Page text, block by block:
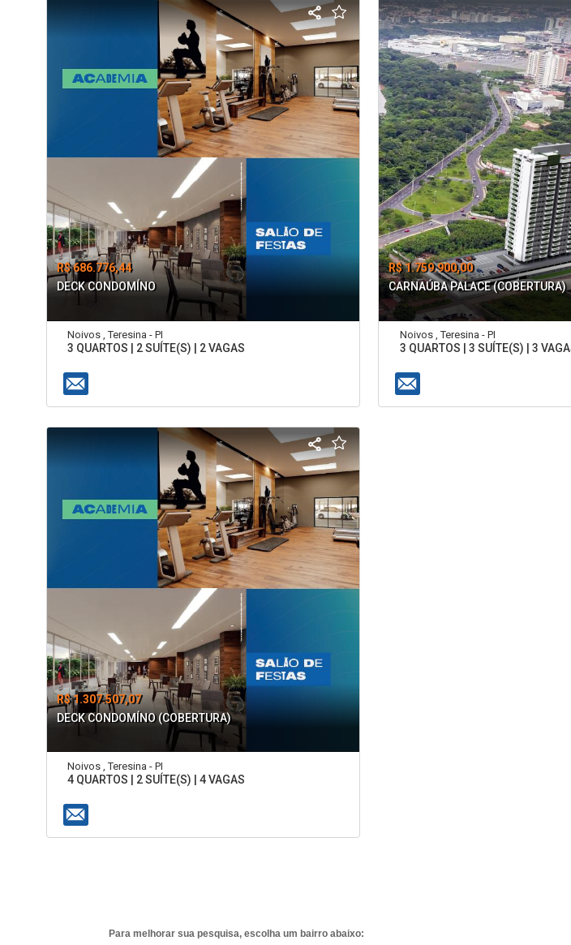
R$ 686.776,44
DECK CONDOMÍNO
Noivos , Teresina - PI
3 QUARTOS | 2 SUÍTE(S) | 2 VAGAS
R$ 1.759.900,00
CARNAÚBA PALACE (COBERTURA)
Noivos , Teresina - PI
3 QUARTOS | 3 SUÍTE(S) | 3
R$ 1.307.507,07
DECK CONDOMÍNO (COBERTURA)
Noivos , Teresina - PI
4 QUARTOS | 2 SUÍTE(S) | 4 VAGAS
Para melhorar sua pesquisa, escolha um bairro abaixo: